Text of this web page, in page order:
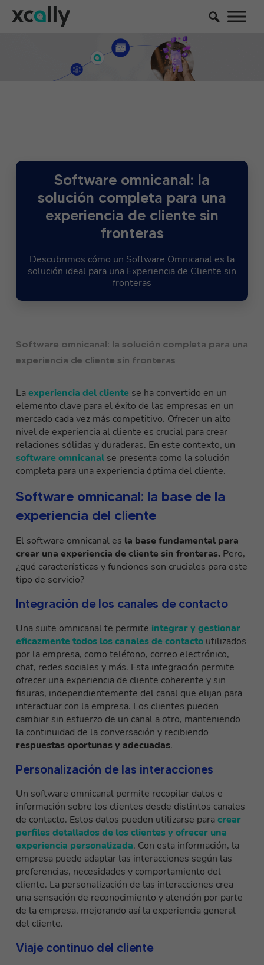
Software omnicanal: la
solución completa para una
experiencia de cliente sin
fronteras
Descubrimos cómo un Software Omnicanal es la
solución ideal para una Experiencia de Cliente sin
fronteras
Software omnicanal: la solución completa para una
experiencia de cliente sin fronteras
Laexperiencia del cliente se ha convertido en un
elemento clave para el éxito de las empresas en un
mercado cada vez más competitivo. Ofrecer un alto
nivel de experiencia al cliente es crucial para crear
relaciones sólidas y duraderas. En este contexto, un
software omnicanalse presenta como la solución
completa para una experiencia óptima del cliente.
Software omnicanal: la base de la
experiencia del cliente
El software omnicanal es la base fundamental para
crear una experiencia de cliente sin fronteras. Pero,
¿qué características y funciones son cruciales para este
tipo de servicio?
Integración de los canales de contacto
Una suite omnicanal te permite integrar y gestionar
eficazmente todos los canales de contacto utilizados
por la empresa, como teléfono, correo electrónico,
chat, redes sociales y más. Esta integración permite
ofrecer una experiencia de cliente coherente y sin
fisuras, independientemente del canal que elijan para
interactuar con la empresa. Los clientes pueden
cambiar sin esfuerzo de un canal a otro, manteniendo
la continuidad de la conversación y recibiendo
respuestas oportunas y adecuadas.
Personalización de las interacciones
Un software omnicanal permite recopilar datos e
información sobre los clientes desde distintos canales
de contacto. Estos datos pueden utilizarse paracrear
perfiles detallados de los clientes y ofrecer una
experiencia personalizada. Con esta información, la
empresa puede adaptar las interacciones según las
preferencias, necesidades y comportamiento del
cliente. La personalización de las interacciones crea
una sensación de reconocimiento y atención por parte
de la empresa, mejorando así la experiencia general
del cliente.
Viaje continuo del cliente